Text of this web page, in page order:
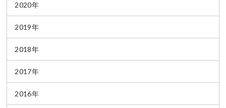
2020年
2019年
2018年
2017年
2016年